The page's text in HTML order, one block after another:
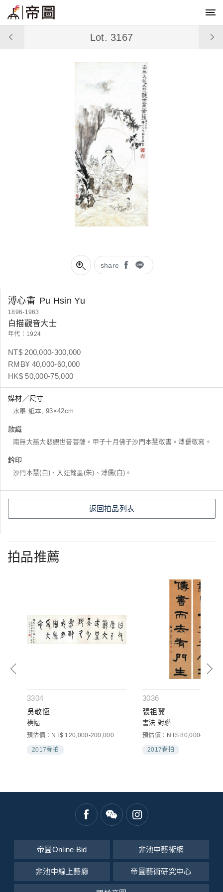
share
Lot. 3167
溥心畬 Pu Hsin Yu
1896-1963
白描觀音大士
年代：1924
NT$ 200,000-300,000
RMB¥ 40,000-60,000
HK$ 50,000-75,000
媒材／尺寸
水墨 紙本, 93×42cm
款識
南無大慈大悲觀世音菩薩。甲子十月佛子沙門本慧敬書。溥儒敬寫。
鈐印
沙門本慧(白)、入迂翰墨(朱)、溥儒(白)。
返回拍品列表
拍品推薦
3304
吳敬恆
橫幅
預估價：NT$ 120,000-200,000
2017春拍
3036
張祖翼
書法 對聯
預估價：NT$ 80,000-
2017春拍
帝圖Online Bid 非池中藝術網
非池中線上藝廊 帝圖藝術研究中心